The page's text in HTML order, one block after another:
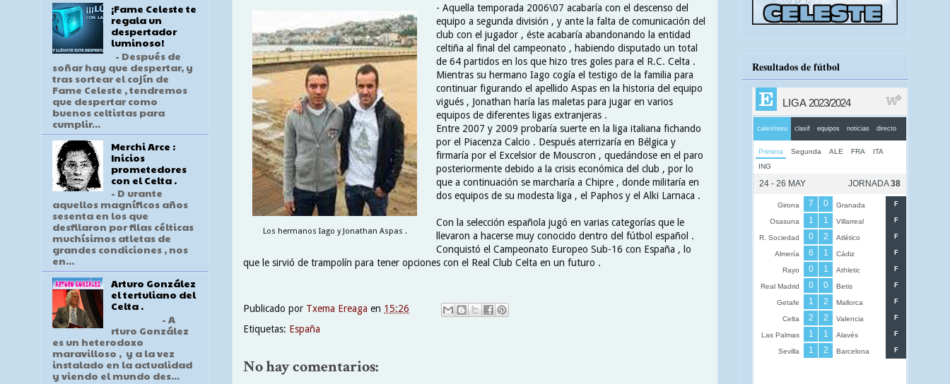
Los hermanos Iago y Jonathan Aspas .
- Aquella temporada 2006\07 acabaría con el descenso del
equipo a segunda división , y ante la falta de comunicación del
club con el jugador , éste acabaría abandonando la entidad
celtiña al final del campeonato , habiendo disputado un total
de 64 partidos en los que hizo tres goles para el R.C. Celta .
Mientras su hermano Iago cogía el testigo de la familia para
continuar figurando el apellido Aspas en la historia del equipo
vigués , Jonathan haría las maletas para jugar en varios
equipos de diferentes ligas extranjeras .
Entre 2007 y 2009 probaría suerte en la liga italiana fichando
por el Piacenza Calcio . Después aterrizaría en Bélgica y
firmaría por el Excelsior de Mouscron , quedándose en el paro
posteriormente debido a la crisis económica del club , por lo
que a continuación se marcharía a Chipre , donde militaría en
dos equipos de su modesta liga , el Paphos y el Alki Larnaca .
Con la selección española jugó en varias categorías que le
llevaron a hacerse muy conocido dentro del fútbol español .
Conquistó el Campeonato Europeo Sub-16 con España , lo
que le sirvió de trampolín para tener opciones con el Real Club Celta en un futuro .
Publicado por Txema Ereaga en 15:26
Etiquetas: España
No hay comentarios:
¡Fame Celeste te
regala un
despertador
luminoso!
- Después de
soñar hay que despertar, y
tras sortear el cojín de
Fame Celeste , tendremos
que despertar como
buenos celtistas para
cumplir...
Merchi Arce :
Inicios
prometedores
con el Celta .
- D urante
aquellos magníficos años
sesenta en los que
desfilaron por filas célticas
muchísimos atletas de
grandes condiciones , nos
en...
Arturo González
el tertuliano del
Celta .
- A
rturo González
es un heterodoxo
maravilloso , y a la vez
instalado en la actualidad
y viendo el mundo des...
Resultados de fútbol